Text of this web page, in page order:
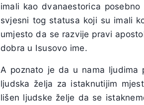
imali kao dvanaestorica
svjesni tog statusa koji su imali
umjesto da se razvije pravi
dobra u Isusovo ime.
A poznato je da u nama ljudima
ljudska želja za istaknutijim
lišen ljudske želje da se